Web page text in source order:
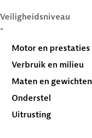
Veiligheidsniveau
-
Motor en prestaties
Verbruik en milieu
Maten en gewichten
Onderstel
Uitrusting